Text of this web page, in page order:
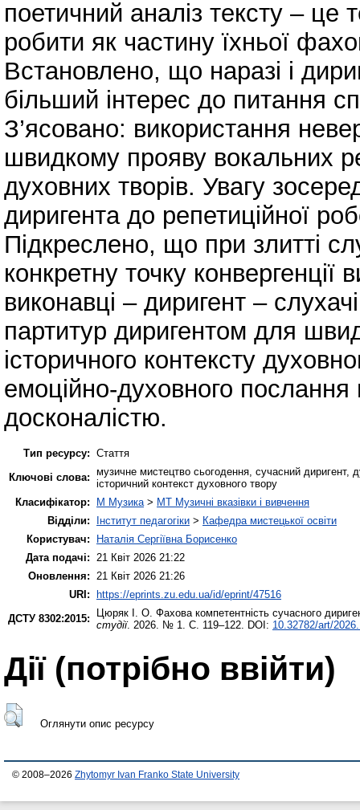
поетичний аналіз тексту – це
робити як частину їхньої
Встановлено, що наразі і
більший інтерес до питання
З’ясовано: використання
швидкому прояву вокальних
духовних творів. Увагу
диригента до репетиційної
Підкреслено, що при злитті
конкретну точку конвергенції
виконавці – диригент –
партитур диригентом для
історичного контексту
емоційно-духовного
досконалістю.
Тип ресурсу: Стаття
Ключові слова: музичне мистецтво сьогодення, сучасний диригент,
історичний контекст духовного твору
Класифікатор:
M Музика > MT Музичні вказівки і вивчення
Відділи:
Інститут педагогіки > Кафедра мистецької освіти
Користувач:
Наталія Сергіївна Борисенко
Дата подачі:
21 Квіт 2026 21:22
Оновлення:
21 Квіт 2026 21:26
URI: https://eprints.zu.edu.ua/id/eprint/47516
ДСТУ 8302:2015:
Цюряк І. О. Фахова компетентність сучасного
студії. 2026. № 1. С. 119–122. DOI: 10.32782/art/
Дії ​​(потрібно ввійти)
Оглянути опис ресурсу
© 2008–2026 Zhytomyr Ivan Franko State University